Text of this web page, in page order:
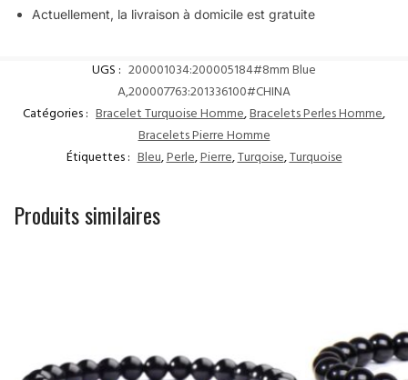
Actuellement, la livraison à domicile est gratuite
UGS : 200001034:200005184#8mm Blue
A,200007763:201336100#CHINA
Catégories : Bracelet Turquoise Homme,Bracelets Perles Homme,
Bracelets Pierre Homme
Étiquettes : Bleu,Perle,Pierre,Turqoise,Turquoise
Produits similaires